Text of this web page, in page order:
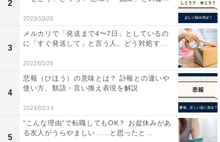
います。それだけその商品が欲しいと思っているのです
が、コメントの内容が出品者に対する嫌がらせのように
なってしまうのは問題です。例えばブランド品の場合に
は「偽物ですよね？」といったコメントです。こんなコ
メントがあったら出品者もカチンとしますが、下手に応
戦しない方が良いでしょう。
2
2023/10/26
3
メルカリで「発送まで4〜7日」としているの
に「すぐ発送して」と言う人。どう対処す...
2022/05/26
4
悲報（ひほう）の意味とは？ 訃報との違いや
使い方、類語・言い換え表現を解説
2024/02/14
5
“こんな理由”で転職してもOK？ お盆休みがあ
る友人がうらやましい……と思ったと...